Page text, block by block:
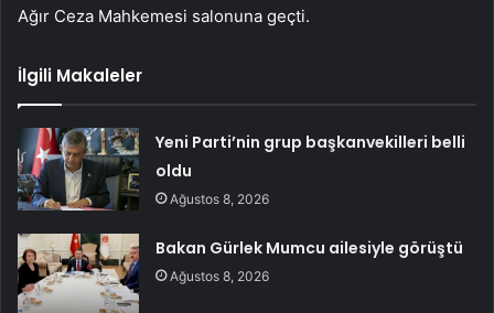
Ağır Ceza Mahkemesi salonuna geçti.
İlgili Makaleler
Yeni Parti’nin grup başkanvekilleri belli
oldu
Ağustos 8, 2026
Bakan Gürlek Mumcu ailesiyle görüştü
Ağustos 8, 2026